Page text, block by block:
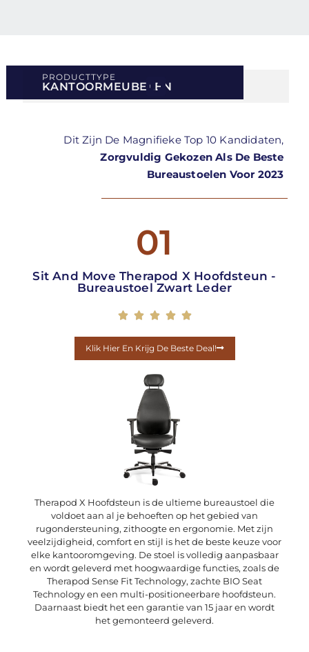
PRODUCTTYPE
KANTOORMEUBELEN
Dit Zijn De Magnifieke Top 10 Kandidaten,
Zorgvuldig Gekozen Als De Beste
Bureaustoelen Voor 2023
01
Sit And Move Therapod X Hoofdsteun -
Bureaustoel Zwart Leder
    
Klik Hier En Krijg De Beste Deal!
Therapod X Hoofdsteun is de ultieme bureaustoel die
voldoet aan al je behoeften op het gebied van
rugondersteuning, zithoogte en ergonomie. Met zijn
veelzijdigheid, comfort en stijl is het de beste keuze voor
elke kantooromgeving. De stoel is volledig aanpasbaar
en wordt geleverd met hoogwaardige functies, zoals de
Therapod Sense Fit Technology, zachte BIO Seat
Technology en een multi-positioneerbare hoofdsteun.
Daarnaast biedt het een garantie van 15 jaar en wordt
het gemonteerd geleverd.